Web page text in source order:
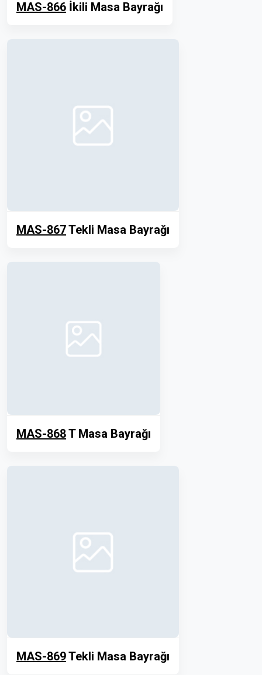
MAS-866 İkili Masa Bayrağı
MAS-867Tekli Masa Bayrağı
MAS-868T Masa Bayrağı
MAS-869Tekli Masa Bayrağı